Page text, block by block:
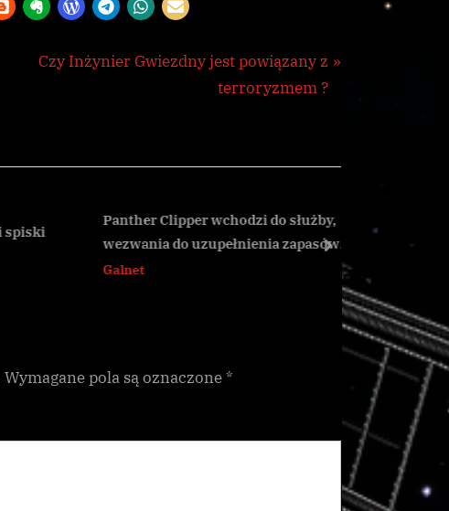
N
P
Czy Inżynier Gwiezdny jest powiązany z
terroryzmem ?
Panther Clipper wchodzi do służby,
wezwania do uzupełnienia zapasów
Trailblazer
next
Wymagane pola są oznaczone*